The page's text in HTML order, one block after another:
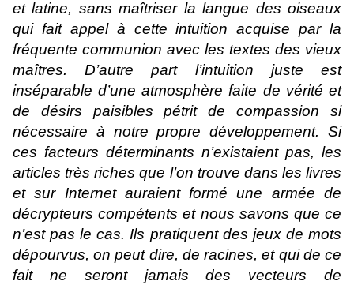
et latine, sans maîtriser la langue des oiseaux
qui fait appel à cette intuition acquise par la
fréquente communion avec les textes des vieux
maîtres. D’autre part l’intuition juste est
inséparable d’une atmosphère faite de vérité et
de désirs paisibles pétrit de compassion si
nécessaire à notre propre développement. Si
ces facteurs déterminants n’existaient pas, les
articles très riches que l’on trouve dans les livres
et sur Internet auraient formé une armée de
décrypteurs compétents et nous savons que ce
n’est pas le cas. Ils pratiquent des jeux de mots
dépourvus, on peut dire, de racines, et qui de ce
fait ne seront jamais des vecteurs de